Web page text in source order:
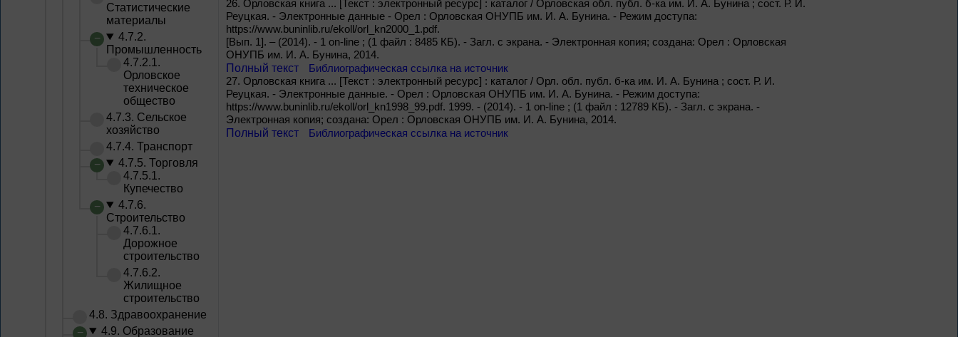
Статистические
материалы
4.7.2.
Промышленность
4.7.2.1.
Орловское
техническое
общество
4.7.3. Сельское
хозяйство
4.7.4. Транспорт
4.7.5. Торговля
4.7.5.1.
Купечество
4.7.6.
Строительство
4.7.6.1.
Дорожное
строительство
4.7.6.2.
Жилищное
строительство
4.8. Здравоохранение
4.9. Образование
26. Орловская книга ... [Текст : электронный ресурс] : каталог / Орловская обл. публ. б-ка им. И. А. Бунина ; сост. Р. И.
Реуцкая. - Электронные данные - Орел : Орловская ОНУПБ им. И. А. Бунина. - Режим доступа:
https://www.buninlib.ru/ekoll/orl_kn2000_1.pdf.
[Вып. 1]. – (2014). - 1 on-line ; (1 файл : 8485 КБ). - Загл. с экрана. - Электронная копия; создана: Орел : Орловская
ОНУПБ им. И. А. Бунина, 2014.
Полный текст
Библиографическая ссылка на источник
27. Орловская книга ... [Текст : электронный ресурс] : каталог / Орл. обл. публ. б-ка им. И. А. Бунина ; сост. Р. И.
Реуцкая. - Электронные данные. - Орел : Орловская ОНУПБ им. И. А. Бунина. - Режим доступа:
https://www.buninlib.ru/ekoll/orl_kn1998_99.pdf. 1999. - (2014). - 1 on-line ; (1 файл : 12789 КБ). - Загл. с экрана. -
Электронная копия; создана: Орел : Орловская ОНУПБ им. И. А. Бунина, 2014.
Полный текст
Библиографическая ссылка на источник